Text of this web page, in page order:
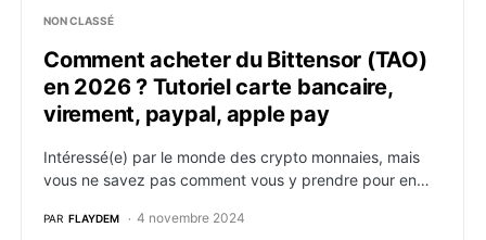
NON CLASSÉ
Comment acheter du Bittensor (TAO)
en 2026 ? Tutoriel carte bancaire,
virement, paypal, apple pay
Intéressé(e) par le monde des crypto monnaies, mais
vous ne savez pas comment vous y prendre pour en…
PAR FLAYDEM 4 novembre 2024